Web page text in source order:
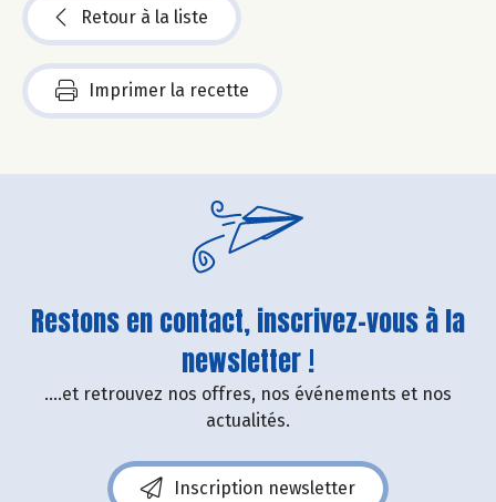
Retour à la liste
Imprimer la recette
Restons en contact, inscrivez-vous à la
newsletter !
....et retrouvez nos offres, nos événements et nos
actualités.
Inscription newsletter